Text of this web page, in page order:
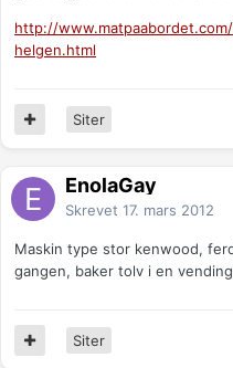
http://
helgen.html
Siter
EnolaGay
Skrevet 17. mars 2012
Maskin type stor kenwood,
gangen, baker tolv i en
Siter